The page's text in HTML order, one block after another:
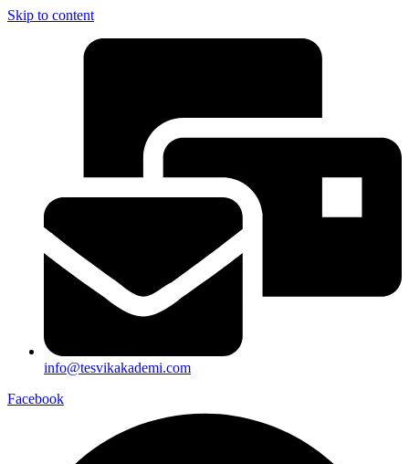
Skip to content
info@tesvikakademi.com
Facebook